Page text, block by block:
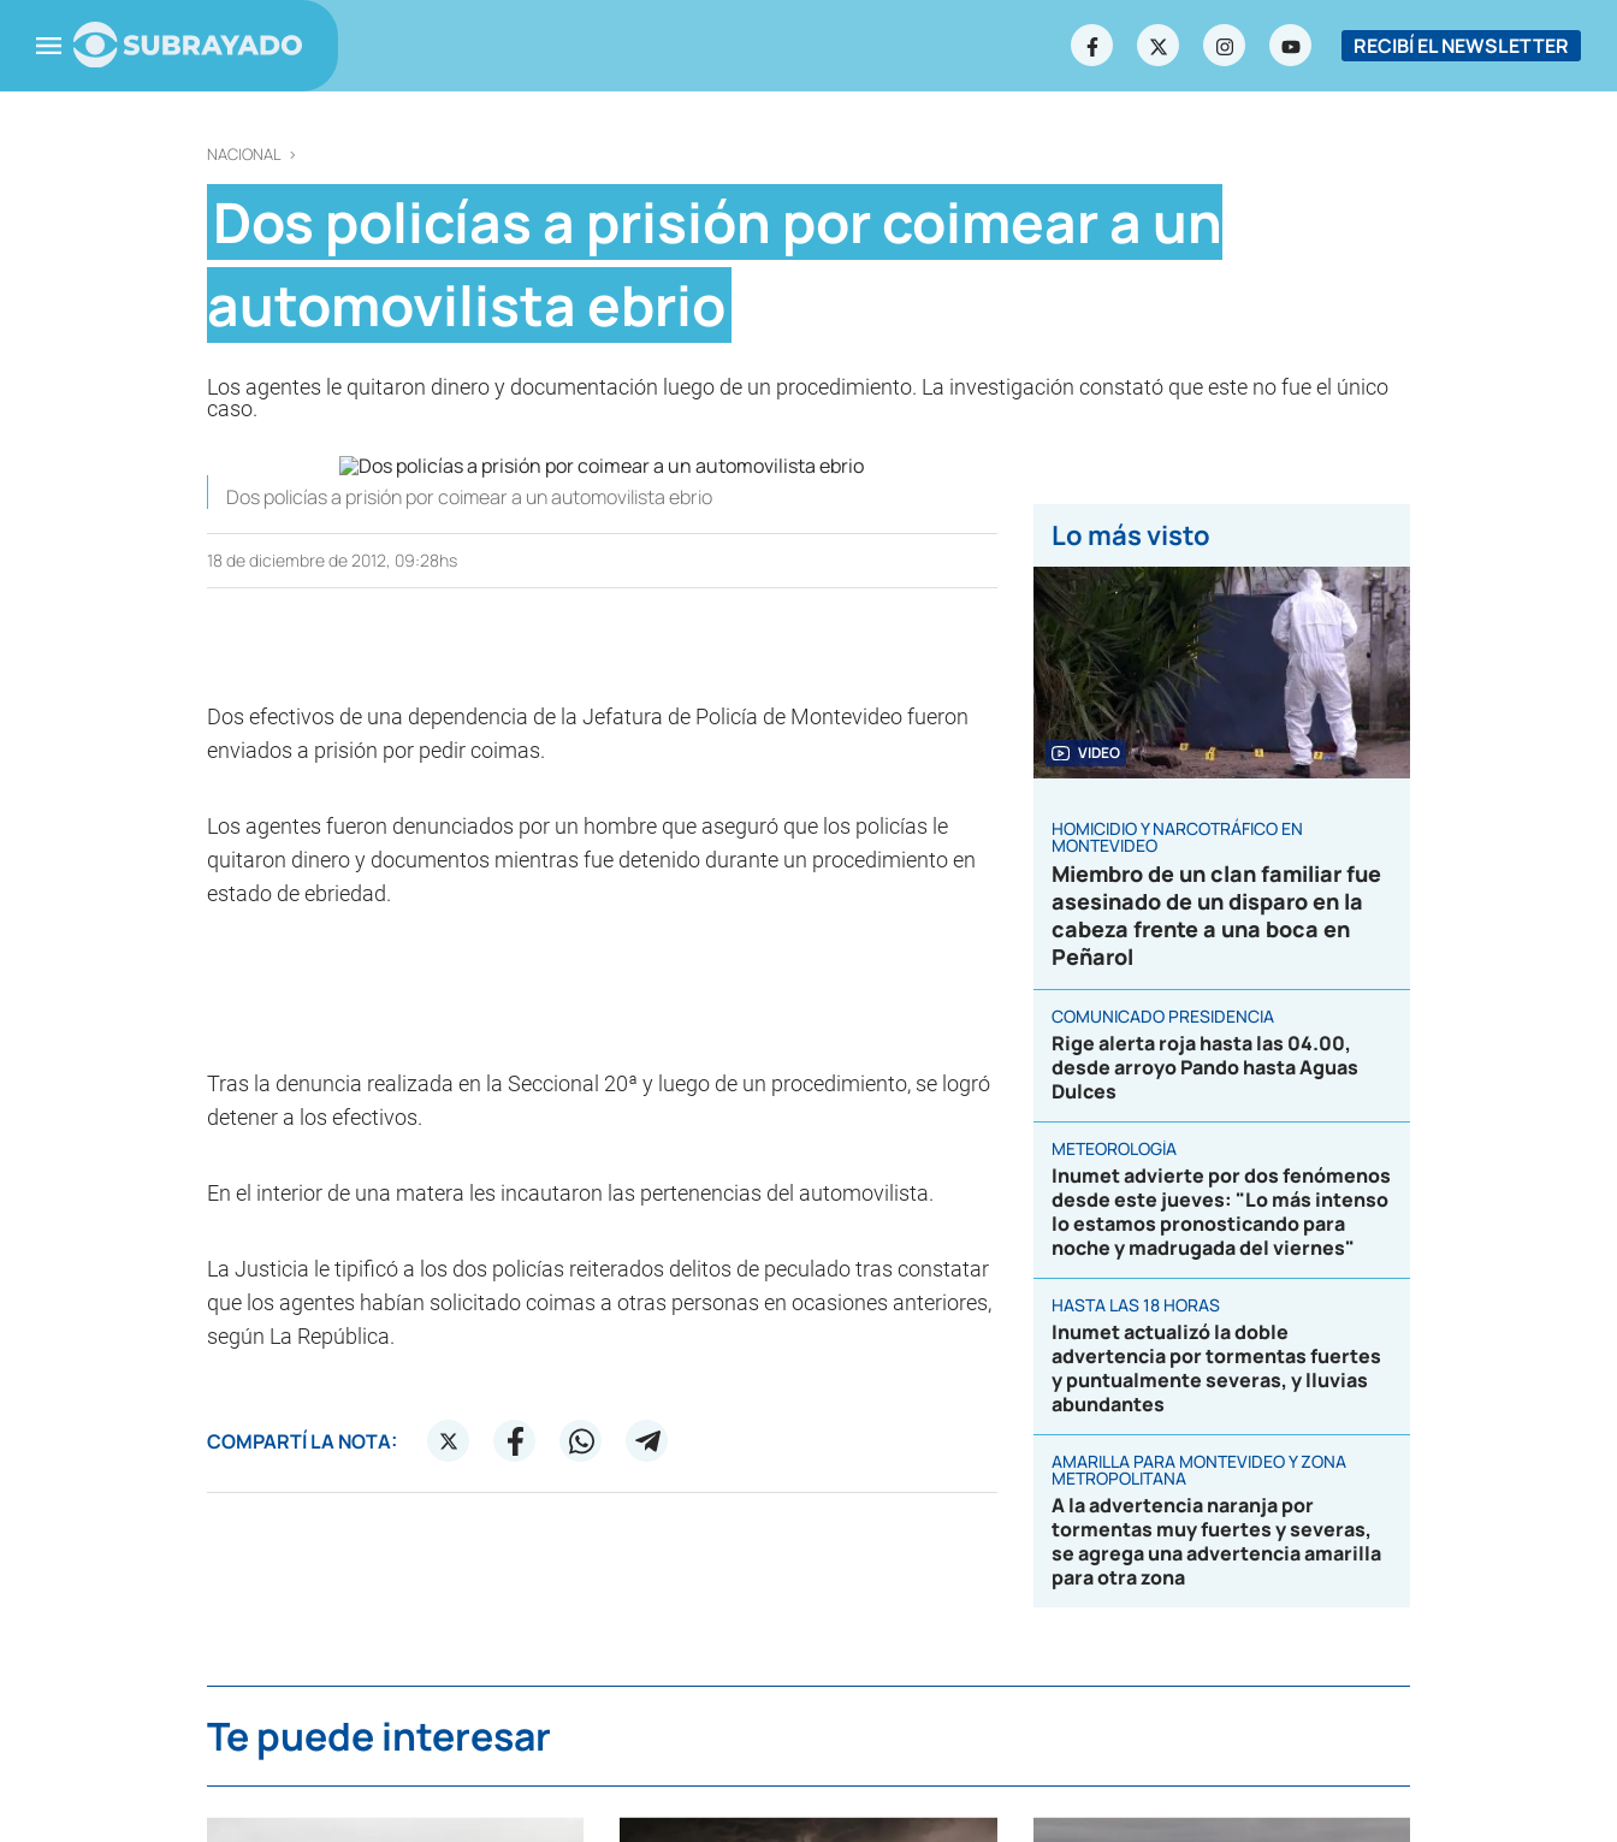
RECIBÍ EL NEWSLETTER
NACIONAL >
Dos policías a prisión por coimear a un
automovilista ebrio
Los agentes le quitaron dinero y documentación luego de un procedimiento. La investigación constató que este no fue el único
caso.
Dos policías a prisión por coimear a un automovilista ebrio
18 de diciembre de 2012, 09:28hs
Dos efectivos de una dependencia de la Jefatura de Policía de Montevideo fueron
enviados a prisión por pedir coimas.
Los agentes fueron denunciados por un hombre que aseguró que los policías le
quitaron dinero y documentos mientras fue detenido durante un procedimiento en
estado de ebriedad.
Tras la denuncia realizada en la Seccional 20ª y luego de un procedimiento, se logró
detener a los efectivos.
En el interior de una matera les incautaron las pertenencias del automovilista.
La Justicia le tipificó a los dos policías reiterados delitos de peculado tras constatar
que los agentes habían solicitado coimas a otras personas en ocasiones anteriores,
según La República.
COMPARTÍ LA NOTA:
Lo más visto
VIDEO
HOMICIDIO Y NARCOTRÁFICO EN
MONTEVIDEO
Miembro de un clan familiar fue
asesinado de un disparo en la
cabeza frente a una boca en
Peñarol
COMUNICADO PRESIDENCIA
Rige alerta roja hasta las 04.00,
desde arroyo Pando hasta Aguas
Dulces
METEOROLOGÍA
Inumet advierte por dos fenómenos
desde este jueves: "Lo más intenso
lo estamos pronosticando para
noche y madrugada del viernes"
HASTA LAS 18 HORAS
Inumet actualizó la doble
advertencia por tormentas fuertes
y puntualmente severas, y lluvias
abundantes
AMARILLA PARA MONTEVIDEO Y ZONA
METROPOLITANA
A la advertencia naranja por
tormentas muy fuertes y severas,
se agrega una advertencia amarilla
para otra zona
Te puede interesar